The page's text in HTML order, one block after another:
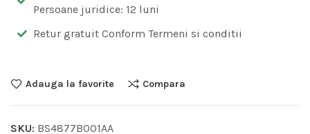
Persoane juridice: 12 luni
Retur gratuit Conform Termeni si conditii
Adauga la favorite Compara
SKU: BS4877B001AA